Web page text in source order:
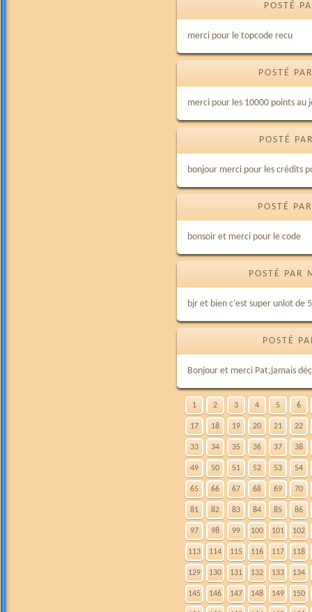
POSTÉ
merci pour le topcode recu
POSTÉ
merci pour les 10000 points au
POSTÉ
bonjour merci pour les crédits
POSTÉ
bonsoir et merci pour le code
POSTÉ
bjr et bien c'est super unlot de
POSTÉ
Bonjour et merci Pat,jamais
1 2 3 4 5 6
17 18 19 20 21 22
33 34 35 36 37 38
49 50 51 52 53 54
65 66 67 68 69 70
81 82 83 84 85 86
97 98 99 100 101 102
113 114 115 116 117 118
129 130 131 132 133 134
145 146 147 148 149 150